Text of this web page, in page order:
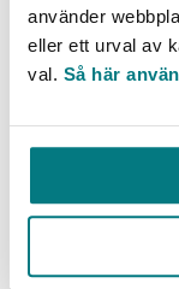
använder
eller ett urval av
val. Så här